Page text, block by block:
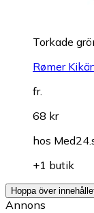
Torkade
Rømer
fr.
68 kr
hos
+1 butik
Hoppa över
Annons